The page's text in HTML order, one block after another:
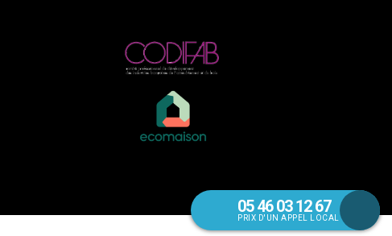
05 46 03 12 67
PRIX D'UN APPEL LOCAL